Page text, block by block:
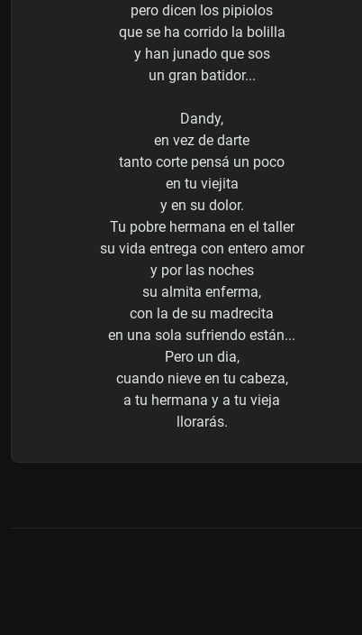
pero dicen los pipiolos
que se ha corrido la bolilla
y han junado que sos
un gran batidor...
Dandy,
en vez de darte
tanto corte pensá un poco
en tu viejita
y en su dolor.
Tu pobre hermana en el taller
su vida entrega con entero amor
y por las noches
su almita enferma,
con la de su madrecita
en una sola sufriendo están...
Pero un dia,
cuando nieve en tu cabeza,
a tu hermana y a tu vieja
llorarás.